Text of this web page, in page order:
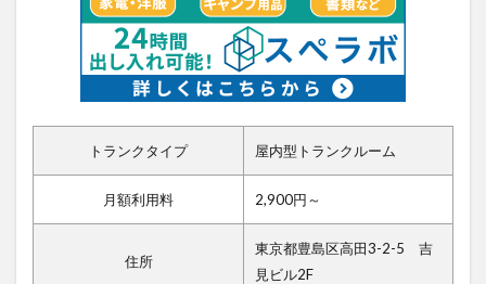
トランクタイプ 屋内型トランクルーム
月額利用料 2,900円～
住所
東京都豊島区高田3-2-5 吉
見ビル2F